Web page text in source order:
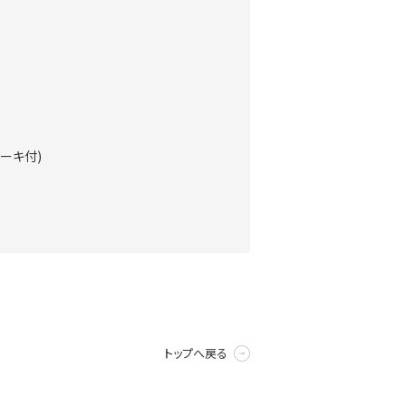
キ付)
トップへ戻る